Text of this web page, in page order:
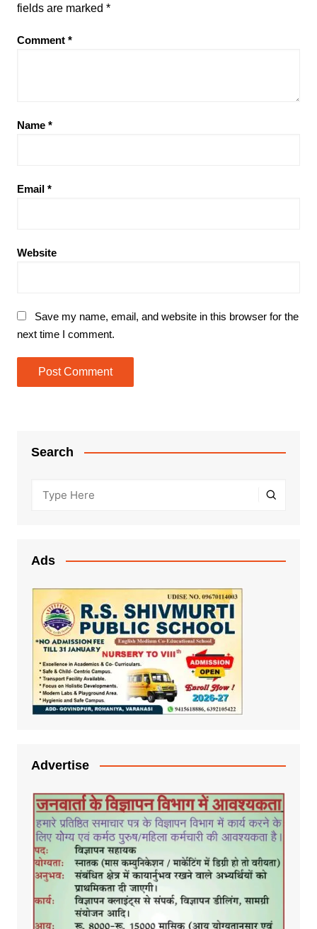
fields are marked *
Comment *
Name *
Email *
Website
Save my name, email, and website in this browser for the
next time I comment.
Search
Ads
Advertise